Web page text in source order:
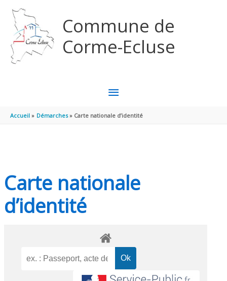
Commune de
Corme-Ecluse
MENU
PRINCIPAL
Accueil Démarches Carte nationale d’identité
Carte nationale
d’identité